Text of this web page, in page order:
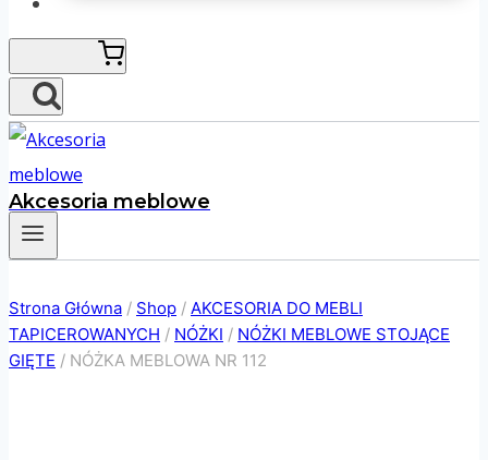
Akcesoria meblowe
Strona Główna / Shop / AKCESORIA DO MEBLI
TAPICEROWANYCH / NÓŻKI / NÓŻKI MEBLOWE STOJĄCE
GIĘTE / NÓŻKA MEBLOWA NR 112